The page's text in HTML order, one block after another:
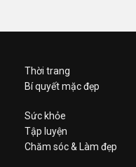
Thời trang
Bí quyết mặc đẹp
Sức khỏe
Tập luyện
Chăm sóc & Làm đẹp